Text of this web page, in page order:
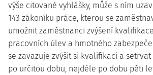
výše citované vyhlášky, může s ním
143 zákoníku práce, kterou se
umožnit zaměstnanci zvýšení
pracovních úlev a hmotného
se zavazuje zvýšit si kvalifikaci a
po určitou dobu, nejdéle po dobu pěti